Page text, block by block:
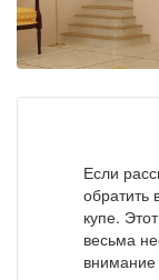
Если
купе.
весьма